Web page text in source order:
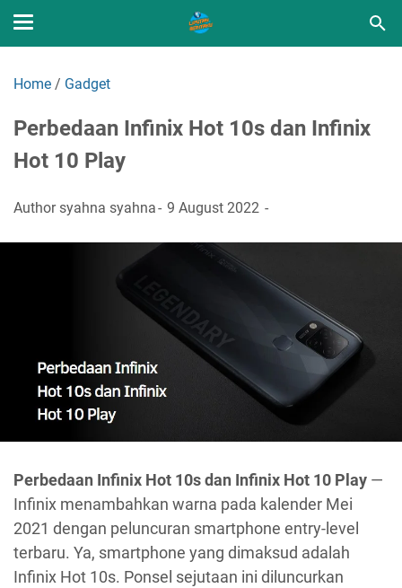
Home / Gadget
Perbedaan Infinix Hot 10s dan Infinix
Hot 10 Play
Authorsyahna syahna 9 August 2022
Perbedaan Infinix Hot 10s dan Infinix Hot 10 Play —
Infinix menambahkan warna pada kalender Mei
2021 dengan peluncuran smartphone entry-level
terbaru. Ya, smartphone yang dimaksud adalah
Infinix Hot 10s. Ponsel sejutaan ini diluncurkan